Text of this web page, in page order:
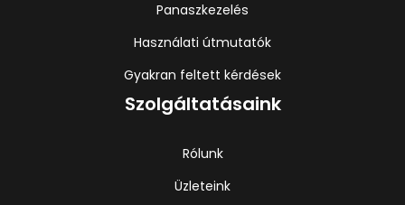
Panaszkezelés
Használati útmutatók
Gyakran feltett kérdések
Szolgáltatásaink
Rólunk
Üzleteink